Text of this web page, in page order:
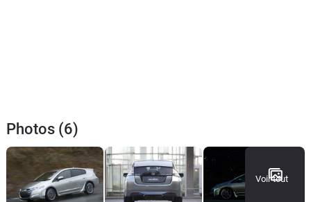
Photos (6)
Voir tout